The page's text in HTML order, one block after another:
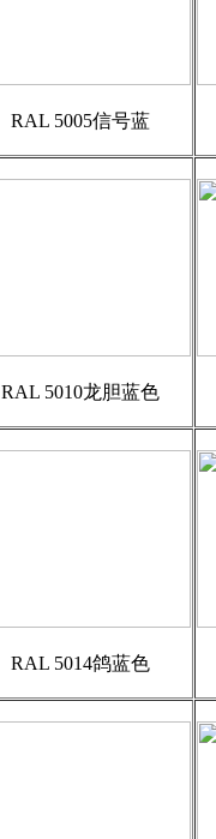
RAL 5005信号蓝
RAL 5010龙胆蓝色
RAL 5014鸽蓝色